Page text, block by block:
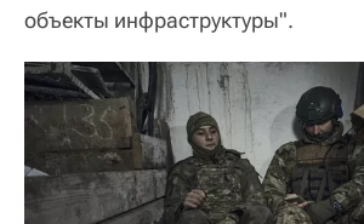
объекты инфраструктуры".